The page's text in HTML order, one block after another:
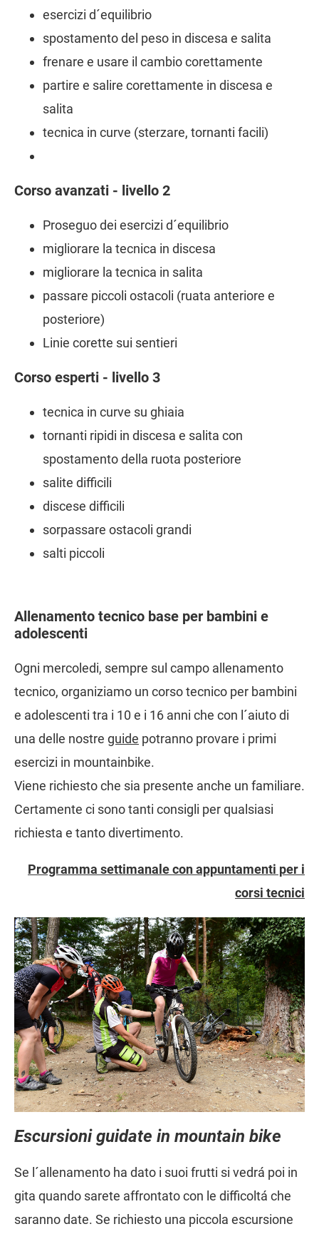
esercizi d´equilibrio
spostamento del peso in discesa e salita
frenare e usare il cambio corettamente
partire e salire corettamente in discesa e
salita
tecnica in curve (sterzare, tornanti facili)
Corso avanzati - livello 2
Proseguo dei esercizi d´equilibrio
migliorare la tecnica in discesa
migliorare la tecnica in salita
passare piccoli ostacoli (ruata anteriore e
posteriore)
Linie corette sui sentieri
Corso esperti - livello 3
tecnica in curve su ghiaia
tornanti ripidi in discesa e salita con
spostamento della ruota posteriore
salite difficili
discese difficili
sorpassare ostacoli grandi
salti piccoli
Allenamento tecnico base per bambini e
adolescenti
Ogni mercoledi, sempre sul campo allenamento
tecnico, organiziamo un corso tecnico per bambini
e adolescenti tra i 10 e i 16 anni che con l´aiuto di
una delle nostre guide potranno provare i primi
esercizi in mountainbike.
Viene richiesto che sia presente anche un familiare.
Certamente ci sono tanti consigli per qualsiasi
richiesta e tanto divertimento.
Programma settimanale con appuntamenti per i
corsi tecnici
Escursioni guidate in mountain bike
Se l´allenamento ha dato i suoi frutti si vedrá poi in
gita quando sarete affrontato con le difficoltá che
saranno date. Se richiesto una piccola escursione